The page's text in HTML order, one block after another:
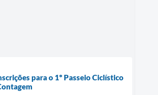
para o 1º Passeio Ciclístico